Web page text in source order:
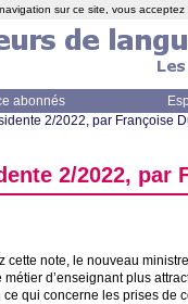
abonnés
2/2022, par Françoise
2/2022, par
cette note, le nouveau
d’enseignant plus
ce qui concerne les prises de
sur ce site, vous